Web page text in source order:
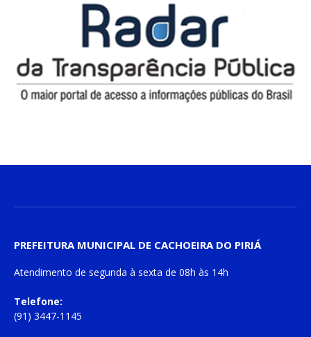
PREFEITURA MUNICIPAL DE CACHOEIRA DO PIRIÁ
Atendimento de segunda à sexta de 08h às 14h
Telefone:
(91) 3447-1145